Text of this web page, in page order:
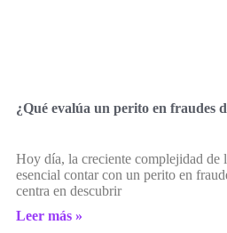
¿Qué evalúa un perito en fraudes
Hoy día, la creciente complejidad de
esencial contar con un perito en
centra en descubrir
Leer más »